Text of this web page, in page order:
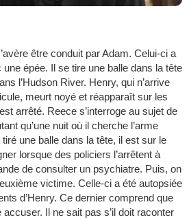
être conduit par Adam. Celui-ci a
épée. Il se tire une balle dans la tête
l’Hudson River. Henry, qui n’arrive
meurt noyé et réapparaît sur les
arrêté. Reece s’interroge au sujet de
qu’une nuit où il cherche l’arme
une balle dans la tête, il est sur le
lorsque des policiers l’arrêtent à
de consulter un psychiatre. Puis, on
victime. Celle-ci a été autopsiée
d’Henry. Ce dernier comprend que
Il ne sait pas s’il doit raconter